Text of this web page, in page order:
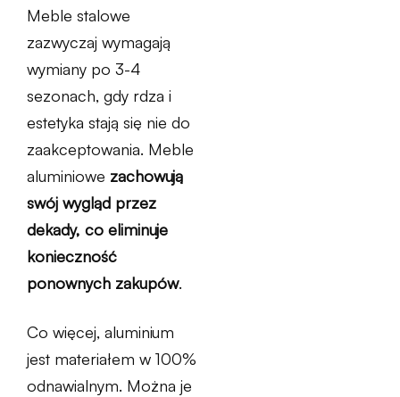
Meble stalowe
zazwyczaj wymagają
wymiany po 3-4
sezonach, gdy rdza i
estetyka stają się nie do
zaakceptowania. Meble
aluminiowe zachowują
swój wygląd przez
dekady, co eliminuje
konieczność
ponownych zakupów.
Co więcej, aluminium
jest materiałem w 100%
odnawialnym. Można je